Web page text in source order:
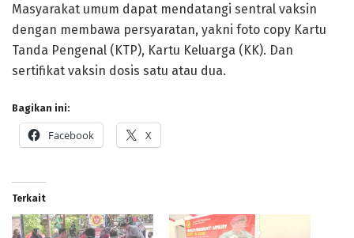
Masyarakat umum dapat mendatangi sentral vaksin
dengan membawa persyaratan, yakni foto copy Kartu
Tanda Pengenal (KTP), Kartu Keluarga (KK). Dan
sertifikat vaksin dosis satu atau dua.
Bagikan ini:
Facebook X
Terkait